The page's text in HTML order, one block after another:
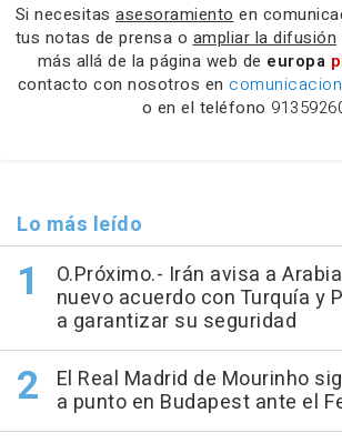
Si necesitas asesoramiento en
tus notas de prensa o ampliar la difusión
más allá de la página web de europa
contacto con nosotros en
o en el teléfono
Lo más leído
O.Próximo.- Irán avisa a
nuevo acuerdo con Turquía y
a garantizar su seguridad
El Real Madrid de Mourinho
a punto en Budapest ante el